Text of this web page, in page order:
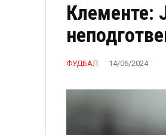
Клементе:
ФУДБАЛ 14/06/2024